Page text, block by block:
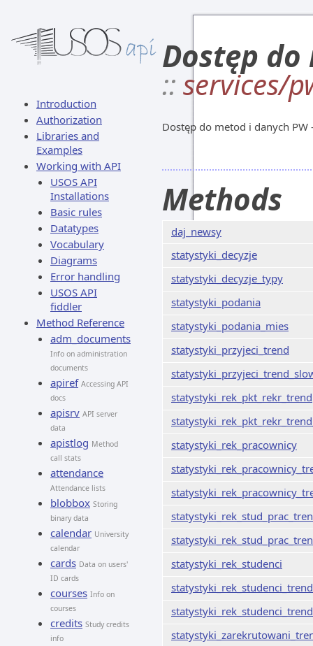
Introduction
Authorization
Libraries and
Examples
Working with API
USOS API
Installations
Basic rules
Datatypes
Vocabulary
Diagrams
Error handling
USOS API
fiddler
Method Reference
adm_documents
Info on administration
documents
apiref Accessing API
docs
apisrv API server
data
apistlog Method
call stats
attendance
Attendance lists
blobbox Storing
binary data
calendar University
calendar
cards Data on users'
ID cards
courses Info on
courses
credits Study credits
info
Dostęp
:: services/
Dostęp do metod i danych
Methods
daj_newsy
statystyki_decyzje
statystyki_decyzje_typy
statystyki_podania
statystyki_podania_mies
statystyki_przyjeci_trend
statystyki_rek_pkt_rekr_trend
statystyki_rek_pracownicy
statystyki_rek_studenci
statystyki_rek_studenci_trend